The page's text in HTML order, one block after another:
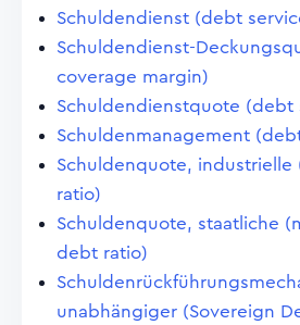
Schuldendienst (debt
Schuldendienst-
coverage margin)
Schuldendienstquote (debt
Schuldenmanagement
Schuldenquote,
ratio)
Schuldenquote, staatliche
debt ratio)
unabhängiger (Sovereign